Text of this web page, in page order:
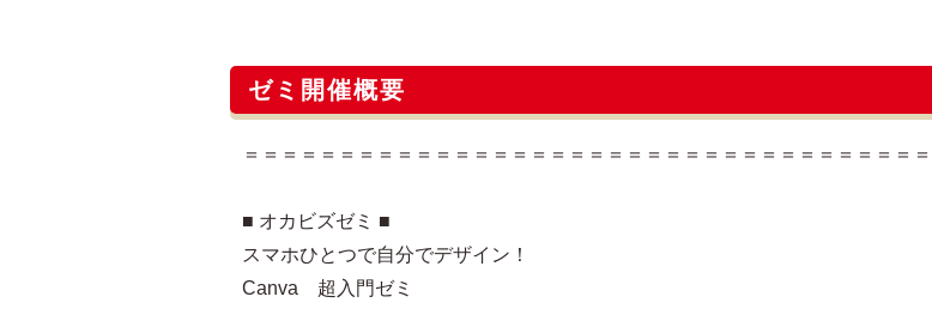
ゼミ開催概要
＝＝＝＝＝＝＝＝＝＝＝＝＝＝＝＝＝＝＝＝＝＝＝＝＝＝＝＝＝＝＝＝＝＝＝＝
■ オカビズゼミ ■
スマホひとつで自分でデザイン！
Canva 超入門ゼミ